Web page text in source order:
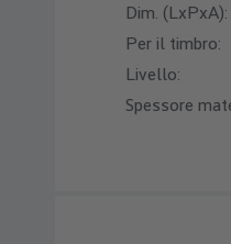
Dim. (LxPxA):
Per il timbro:
Livello:
Spessore